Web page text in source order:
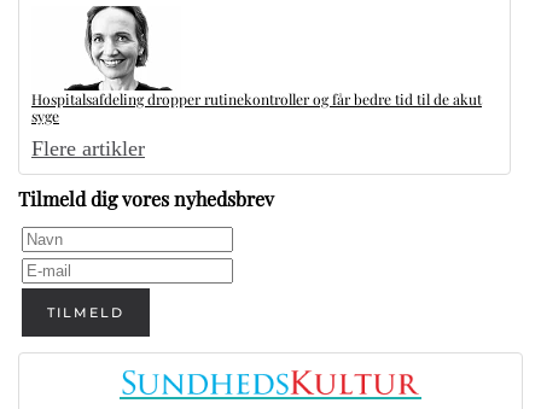
Hospitalsafdeling dropper rutinekontroller og får bedre tid til de akut
syge
Flere artikler
Tilmeld dig vores nyhedsbrev
TILMELD